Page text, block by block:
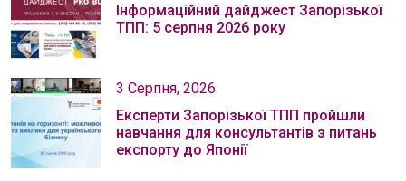
Інформаційний дайджест Запорізької
ТПП: 5 серпня 2026 року
3 Серпня, 2026
Експерти Запорізької ТПП пройшли
навчання для консультантів з питань
експорту до Японії